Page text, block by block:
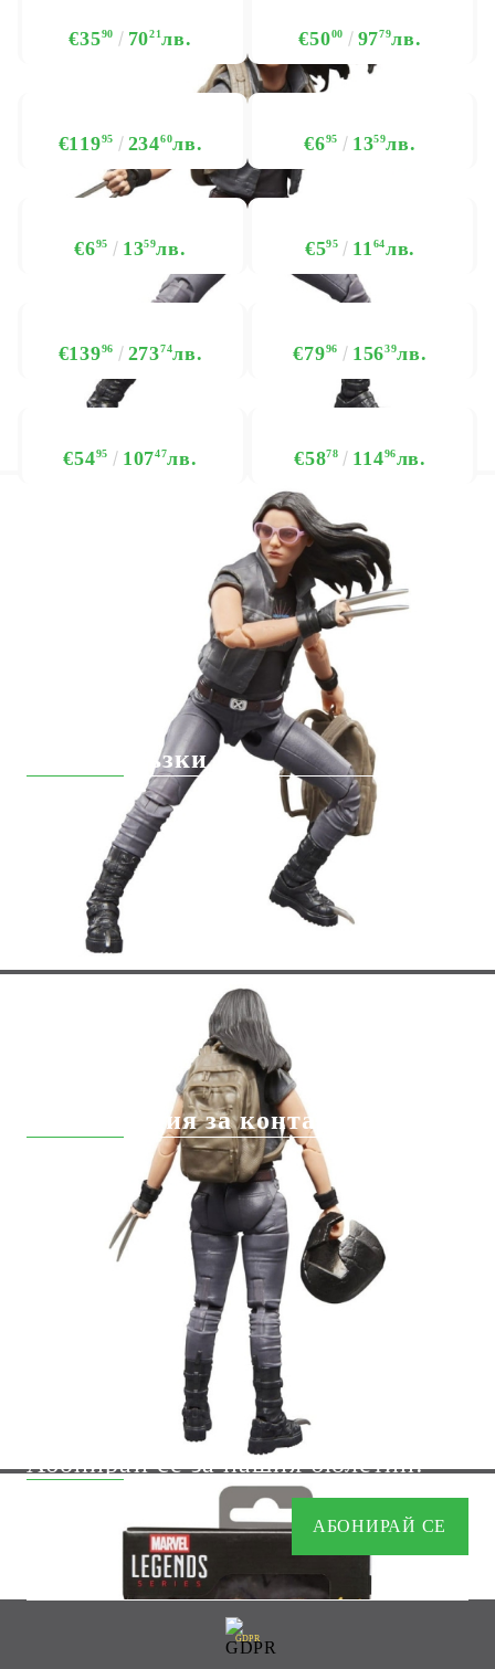
€3590 7021лв. €5000 9779лв.
€11995 23460лв. €695 1359лв.
€695 1359лв. €595 1164лв.
€13996 27374лв. €7996 15639лв.
€5495 10747лв. €5878 11496лв.
Бързи връзки
Рекламации
Чести Въпроси
Контакт
Общи условия
Вземи на изплащане
Лоялни Клиенти
Хоби Геймс Клуб
Информация за контакт
support@hobbygamesbg.com
+359 88 7555112
Абонирай се за нашия бюлетин:
GDPR